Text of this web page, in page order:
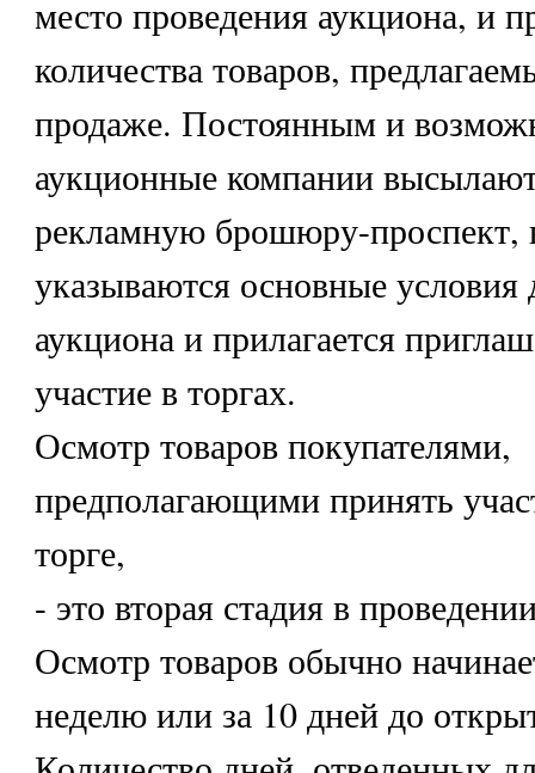
место проведения аукциона, и
количества товаров,
продаже. Постоянным и
аукционные компании
рекламную брошюру-проспект,
указываются основные условия
аукциона и прилагается
участие в торгах.
Осмотр товаров покупателями,
предполагающими принять
торге,
- это вторая стадия в
Осмотр товаров обычно
неделю или за 10 дней до